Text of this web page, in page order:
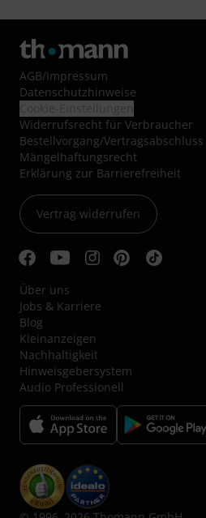
AGB/Impressum
Datenschutzhinweise
Widerrufsrecht für Verbraucher
Bestellvorgang/Vertragsabschluss
Mängelhaftungsrecht
Erklärung zur Barrierefreiheit
Vertrag widerrufen
Über uns
Jobs & Karriere
Blog
Kleinanzeigen
Nachhaltigkeit
Hinweisgebersystem
Audio Professionell